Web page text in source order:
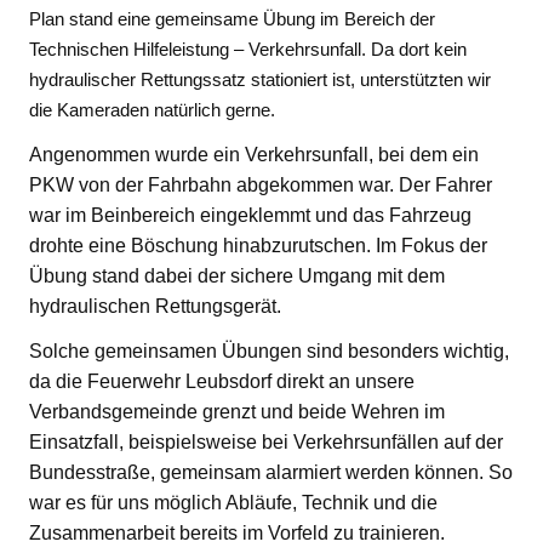
Plan stand eine gemeinsame Übung im Bereich der
Technischen Hilfeleistung – Verkehrsunfall. Da dort kein
hydraulischer Rettungssatz stationiert ist, unterstützten wir
die Kameraden natürlich gerne.
Angenommen wurde ein Verkehrsunfall, bei dem ein
PKW von der Fahrbahn abgekommen war. Der Fahrer
war im Beinbereich eingeklemmt und das Fahrzeug
drohte eine Böschung hinabzurutschen. Im Fokus der
Übung stand dabei der sichere Umgang mit dem
hydraulischen Rettungsgerät.
Solche gemeinsamen Übungen sind besonders wichtig,
da die Feuerwehr Leubsdorf direkt an unsere
Verbandsgemeinde grenzt und beide Wehren im
Einsatzfall, beispielsweise bei Verkehrsunfällen auf der
Bundesstraße, gemeinsam alarmiert werden können. So
war es für uns möglich Abläufe, Technik und die
Zusammenarbeit bereits im Vorfeld zu trainieren.